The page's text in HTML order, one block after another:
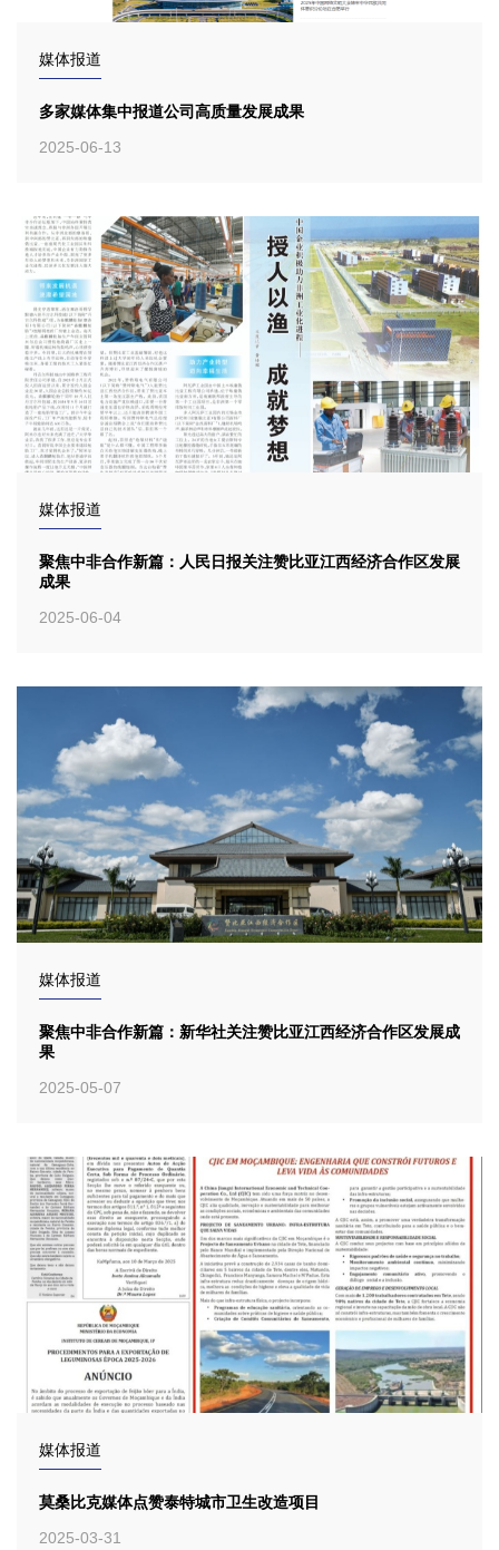
媒体报道
多家媒体集中报道公司高质量发展成果
2025-06-13
媒体报道
聚焦中非合作新篇：人民日报关注赞比亚江西经济合作区发展
成果
2025-06-04
媒体报道
聚焦中非合作新篇：新华社关注赞比亚江西经济合作区发展成
果
2025-05-07
媒体报道
莫桑比克媒体点赞泰特城市卫生改造项目
2025-03-31